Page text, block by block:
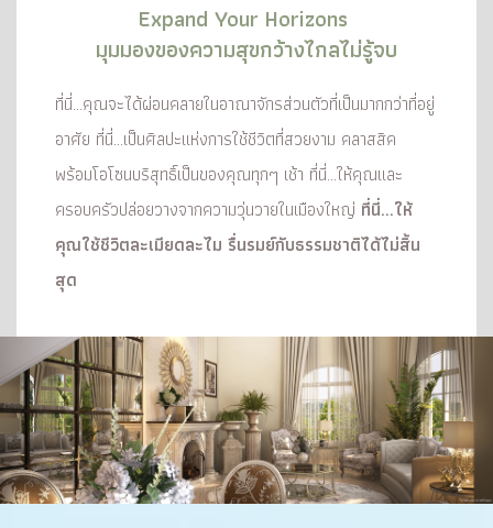
Expand Your Horizons
มุมมองของความสุขกว้างไกลไม่รู้จบ
ที่นี่...คุณจะได้ผ่อนคลายในอาณาจักรส่วนตัวที่เป็นมากกว่าที่อยู่
อาศัย ที่นี่...เป็นศิลปะแห่งการใช้ชีวิตที่สวยงาม คลาสสิค
พร้อมโอโซนบริสุทธิ์เป็นของคุณทุกๆ เช้า ที่นี่...ให้คุณและ
ครอบครัวปล่อยวางจากความวุ่นวายในเมืองใหญ่ ที่นี่...ให้
คุณใช้ชีวิตละเมียดละไม รื่นรมย์กับธรรมชาติได้ไม่สิ้น
สุด